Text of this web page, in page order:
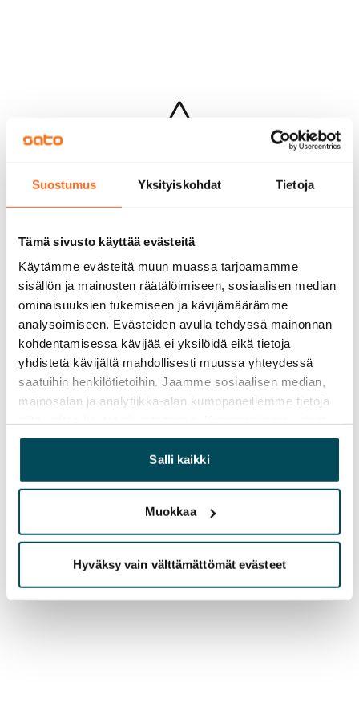
Suostumus Yksityiskohdat Tietoja
Tämä sivusto käyttää evästeitä
Käytämme evästeitä muun muassa tarjoamamme
sisällön ja mainosten räätälöimiseen, sosiaalisen median
ominaisuuksien tukemiseen ja kävijämäärämme
analysoimiseen. Evästeiden avulla tehdyssä mainonnan
kohdentamisessa kävijää ei yksilöidä eikä tietoja
yhdistetä kävijältä mahdollisesti muussa yhteydessä
saatuihin henkilötietoihin. Jaamme sosiaalisen median,
mainosalan ja analytiikka-alan kumppaneillemme tietoja
yhdistää näitä tietoja muihin tietoihin, joita olet antanut
heille tai joita on kerätty, kun olet käyttänyt heidän
palvelujaan.
Salli kaikki
Muokkaa
Hyväksy vain välttämättömät evästeet
Hups...
Jotakin meni pieleen sivun lataamisessa